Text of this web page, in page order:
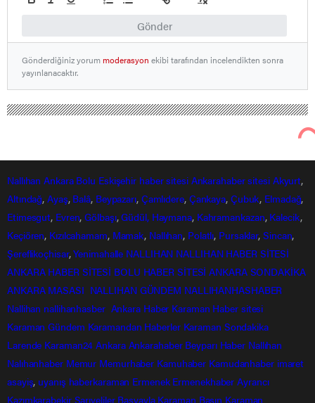
Gönder
Gönderdiğiniz yorummoderasyon ekibi tarafından incelendikten sonra
yayınlanacaktır.
bulaştırdı, 8 köyde ‘mavi dil’ karantinası
başlatıldı